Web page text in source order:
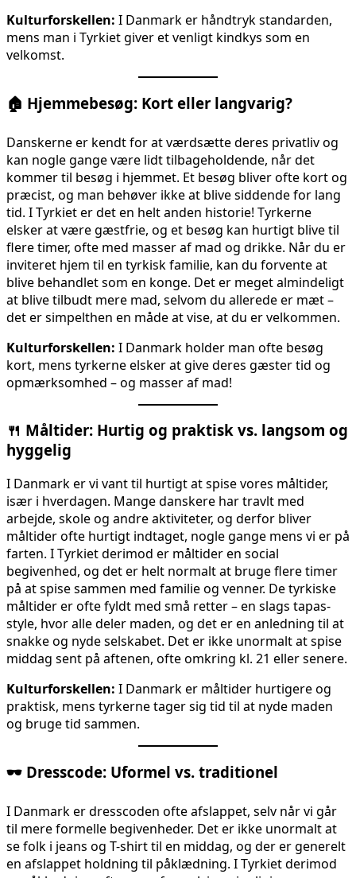
Kulturforskellen: I Danmark er håndtryk standarden,
mens man i Tyrkiet giver et venligt kindkys som en
velkomst.
🏠 Hjemmebesøg: Kort eller langvarig?
Danskerne er kendt for at værdsætte deres privatliv og
kan nogle gange være lidt tilbageholdende, når det
kommer til besøg i hjemmet. Et besøg bliver ofte kort og
præcist, og man behøver ikke at blive siddende for lang
tid. I Tyrkiet er det en helt anden historie! Tyrkerne
elsker at være gæstfrie, og et besøg kan hurtigt blive til
flere timer, ofte med masser af mad og drikke. Når du er
inviteret hjem til en tyrkisk familie, kan du forvente at
blive behandlet som en konge. Det er meget almindeligt
at blive tilbudt mere mad, selvom du allerede er mæt –
det er simpelthen en måde at vise, at du er velkommen.
Kulturforskellen: I Danmark holder man ofte besøg
kort, mens tyrkerne elsker at give deres gæster tid og
opmærksomhed – og masser af mad!
🍴 Måltider: Hurtig og praktisk vs. langsom og
hyggelig
I Danmark er vi vant til hurtigt at spise vores måltider,
især i hverdagen. Mange danskere har travlt med
arbejde, skole og andre aktiviteter, og derfor bliver
måltider ofte hurtigt indtaget, nogle gange mens vi er på
farten. I Tyrkiet derimod er måltider en social
begivenhed, og det er helt normalt at bruge flere timer
på at spise sammen med familie og venner. De tyrkiske
måltider er ofte fyldt med små retter – en slags tapas-
style, hvor alle deler maden, og det er en anledning til at
snakke og nyde selskabet. Det er ikke unormalt at spise
middag sent på aftenen, ofte omkring kl. 21 eller senere.
Kulturforskellen: I Danmark er måltider hurtigere og
praktisk, mens tyrkerne tager sig tid til at nyde maden
og bruge tid sammen.
🕶️ Dresscode: Uformel vs. traditionel
I Danmark er dresscoden ofte afslappet, selv når vi går
til mere formelle begivenheder. Det er ikke unormalt at
se folk i jeans og T-shirt til en middag, og der er generelt
en afslappet holdning til påklædning. I Tyrkiet derimod